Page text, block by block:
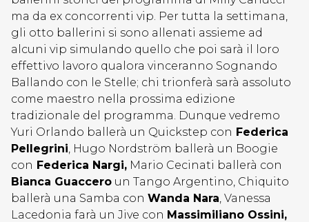
ma da ex concorrenti vip. Per tutta la settimana,
gli otto ballerini si sono allenati assieme ad
alcuni vip simulando quello che poi sarà il loro
effettivo lavoro qualora vinceranno Sognando
Ballando con le Stelle; chi trionferà sarà assoluto
come maestro nella prossima edizione
tradizionale del programma. Dunque vedremo
Yuri Orlando ballerà un Quickstep con Federica
Pellegrini, Hugo Nordström ballerà un Boogie
con Federica Nargi, Mario Cecinati ballerà con
Bianca Guaccero un Tango Argentino, Chiquito
ballerà una Samba con Wanda Nara, Vanessa
Lacedonia farà un Jive con Massimiliano Ossini,